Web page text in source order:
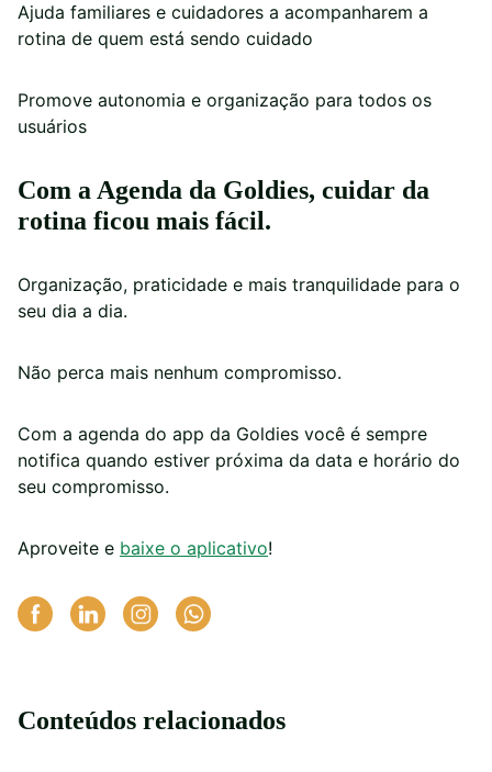
Ajuda familiares e cuidadores a acompanharem a
rotina de quem está sendo cuidado
Promove autonomia e organização para todos os
usuários
Com a Agenda da Goldies, cuidar da
rotina ficou mais fácil.
Organização, praticidade e mais tranquilidade para o
seu dia a dia.
Não perca mais nenhum compromisso.
Com a agenda do app da Goldies você é sempre
notifica quando estiver próxima da data e horário do
seu compromisso.
Aproveite e baixe o aplicativo!
Conteúdos relacionados